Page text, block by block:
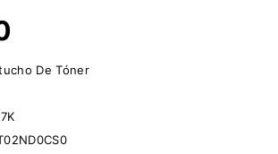
De Tóner